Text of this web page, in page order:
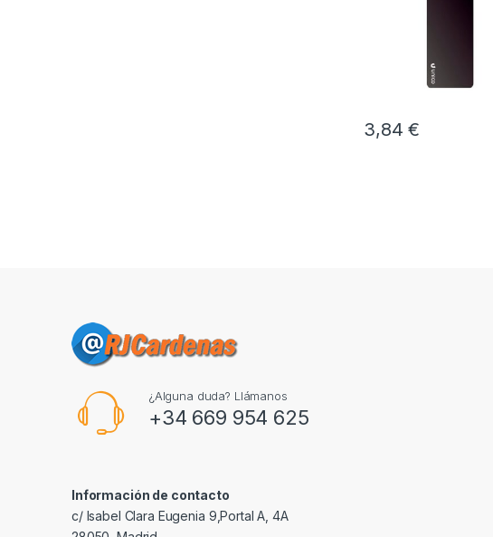
3,84€
¿Alguna duda? Llámanos
+34 669 954 625
Información de contacto
c/ Isabel Clara Eugenia 9,Portal A, 4A